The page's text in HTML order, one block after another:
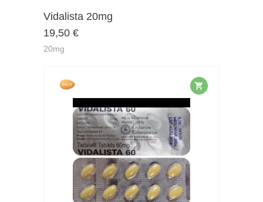
Vidalista 20mg
19,50 €
20mg